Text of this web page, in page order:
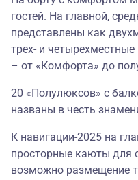
гостей. На главной,
представлены как
трех- и
– от «Комфорта» до
20 «Полулюксов» с
названы в честь
К навигации-2025 на
просторные каюты для
возможно размещение